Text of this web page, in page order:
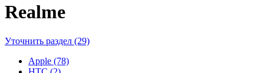
Realme
Уточнить раздел (29)
Apple (78)